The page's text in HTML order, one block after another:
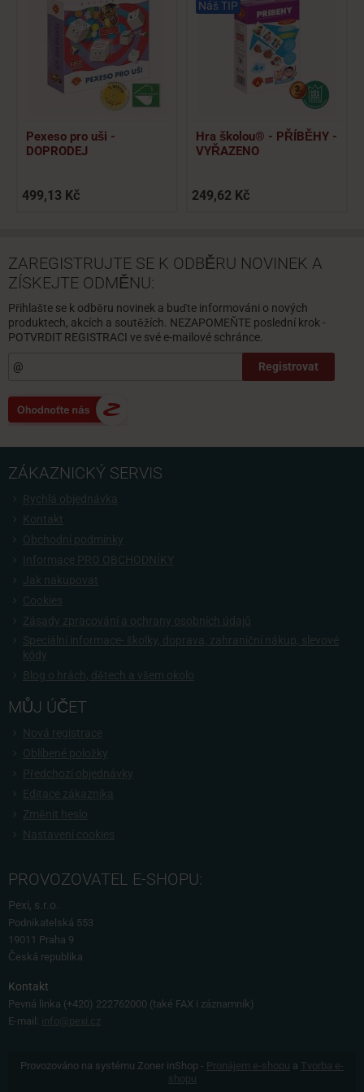
Pexeso pro uši -
DOPRODEJ
499,13 Kč
Náš TIP
Hra školou® - PŘÍBĚHY -
VYŘAZENO
249,62 Kč
ZAREGISTRUJTE SE K ODBĚRU NOVINEK A
ZÍSKEJTE ODMĚNU:
Přihlašte se k odběru novinek a buďte informováni o nových
produktech, akcích a soutěžích. NEZAPOMEŇTE poslední krok -
POTVRDIT REGISTRACI ve své e-mailové schránce.
Registrovat
ZÁKAZNICKÝ SERVIS
Rychlá objednávka
Kontakt
Obchodní podmínky
Informace PRO OBCHODNÍKY
Jak nakupovat
Cookies
Zásady zpracování a ochrany osobních údajů
Speciální informace- školky, doprava, zahraniční nákup, slevové
kódy
Blog o hrách, dětech a všem okolo
MŮJ ÚČET
Nová registrace
Oblíbené položky
Předchozí objednávky
Editace zákazníka
Změnit heslo
Nastavení cookies
PROVOZOVATEL E-SHOPU:
Pexi, s.r.o.
Podnikatelská 553
19011 Praha 9
Česká republika
Kontakt
Pevná linka (+420) 222762000 (také FAX i záznamník)
E-mail: info@pexi.cz
Provozováno na systému Zoner inShop - Pronájem e-shopu a Tvorba e-
shopu